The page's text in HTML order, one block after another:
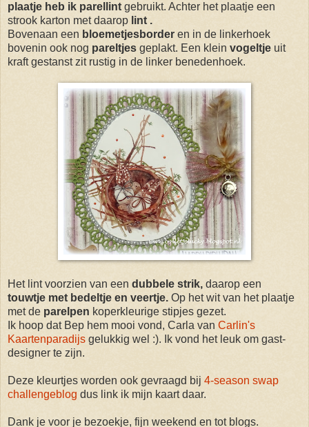
plaatje heb ik parellint gebruikt. Achter het plaatje een
strook karton met daarop lint .
Bovenaan een bloemetjesborder en in de linkerhoek
bovenin ook nog pareltjes geplakt. Een klein vogeltje uit
kraft gestanst zit rustig in de linker benedenhoek.
Het lint voorzien van een dubbele strik, daarop een
touwtje met bedeltje en veertje. Op het wit van het plaatje
met de parelpen koperkleurige stipjes gezet.
Ik hoop dat Bep hem mooi vond, Carla van Carlin's
Kaartenparadijs gelukkig wel :). Ik vond het leuk om gast-
designer te zijn.
Deze kleurtjes worden ook gevraagd bij 4-season swap
challengeblog dus link ik mijn kaart daar.
Dank je voor je bezoekje, fijn weekend en tot blogs.